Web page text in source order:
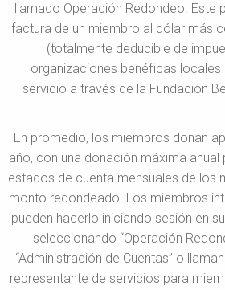
llamado Operación Redondeo. Este
factura de un miembro al dólar más
(totalmente deducible de
organizaciones benéficas locales
servicio a través de la Fundación
En promedio, los miembros donan
año, con una donación máxima
estados de cuenta mensuales de los
monto redondeado. Los miembros
pueden hacerlo iniciando sesión en
seleccionando “Operación
“Administración de Cuentas” o
representante de servicios para